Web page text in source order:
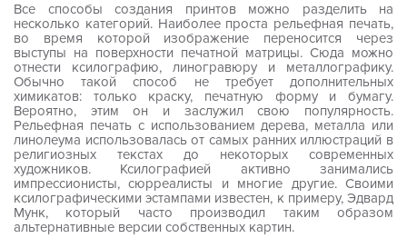
Все способы создания принтов можно разделить на
несколько категорий. Наиболее проста рельефная печать,
во время которой изображение переносится через
выступы на поверхности печатной матрицы. Сюда можно
отнести ксилографию, линогравюру и металлографику.
Обычно такой способ не требует дополнительных
химикатов: только краску, печатную форму и бумагу.
Вероятно, этим он и заслужил свою популярность.
Рельефная печать с использованием дерева, металла или
линолеума использовалась от самых ранних иллюстраций в
религиозных текстах до некоторых современных
художников. Ксилографией активно занимались
импрессионисты, сюрреалисты и многие другие. Своими
ксилографическими эстампами известен, к примеру, Эдвард
Мунк, который часто производил таким образом
альтернативные версии собственных картин.